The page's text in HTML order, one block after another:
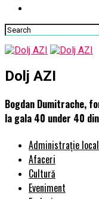
Dolj AZI
Bogdan Dumitrache,
la gala 40 under 40
Administrație
Afaceri
Cultură
Eveniment